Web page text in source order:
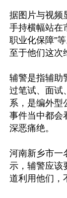
据图片与视频
手持横幅站在
职业化保障”
至于他们这次
辅警是指辅助
过笔试、面试
系，是编外型
事件当中都会
深恶痛绝。
河南新乡市一
示，辅警应该
道利用他们，